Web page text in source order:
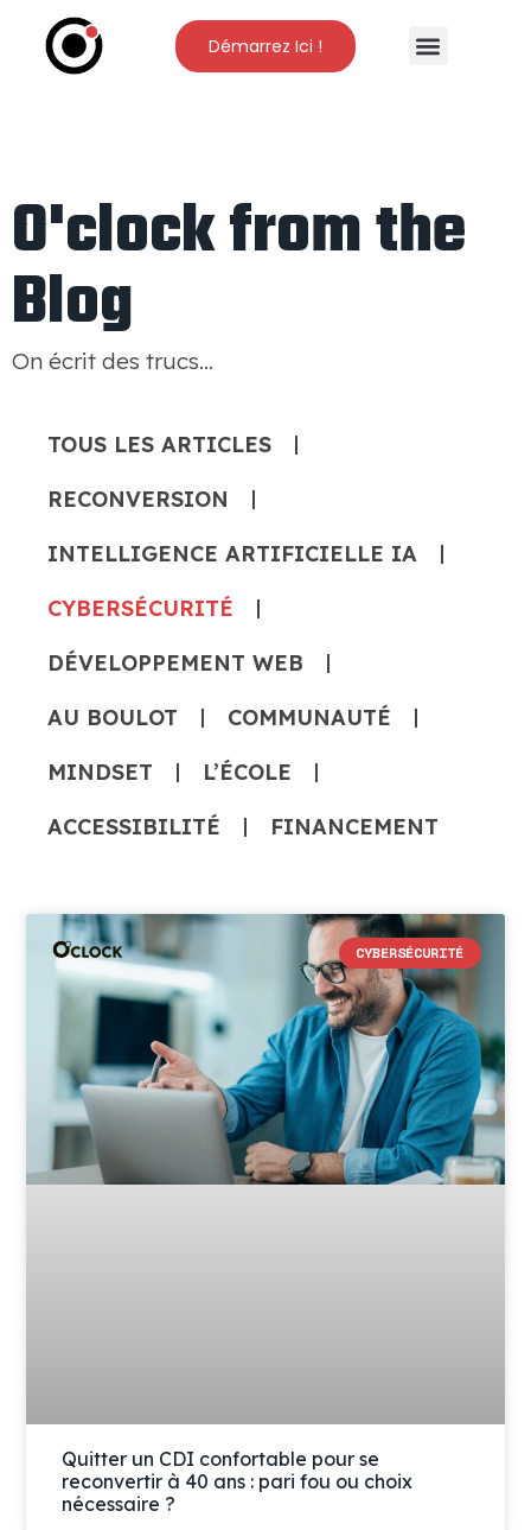
Démarrez Ici !
O'clock from the
Blog
On écrit des trucs…
TOUS LES ARTICLES
RECONVERSION
INTELLIGENCE ARTIFICIELLE IA
CYBERSÉCURITÉ
DÉVELOPPEMENT WEB
AU BOULOT
COMMUNAUTÉ
MINDSET
L’ÉCOLE
ACCESSIBILITÉ
FINANCEMENT
CYBERSÉCURITÉ
Quitter un CDI confortable pour se
reconvertir à 40 ans : pari fou ou choix
nécessaire ?